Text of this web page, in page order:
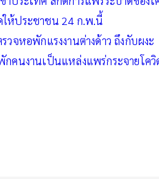
ให้ประชาชน 24 ก.พ.นี้
วจหอพักแรงงานต่างด้าว ถึงกับผงะ
กคนงานเป็นแหล่งแพร่กระจายโควิ